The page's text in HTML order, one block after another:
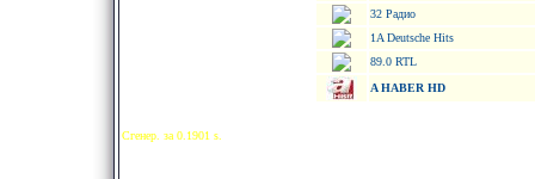
32 Радио
1A Deutsche Hits
89.0 RTL
A HABER HD
Сгенер. за 0.1901 s.